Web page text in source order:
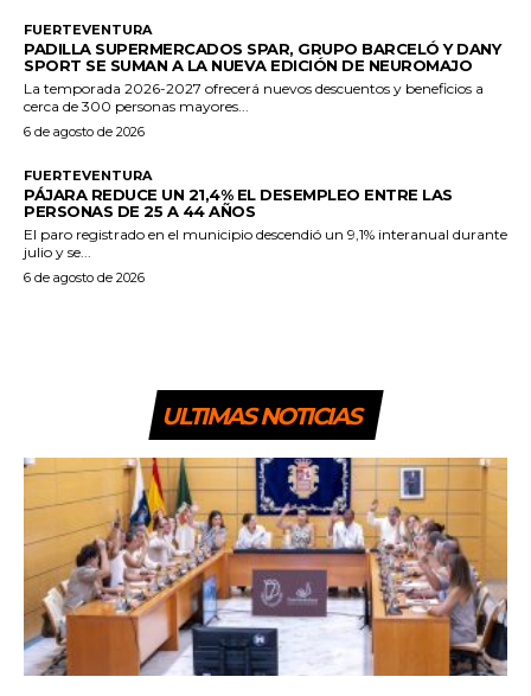
FUERTEVENTURA
PADILLA SUPERMERCADOS SPAR, GRUPO BARCELÓ Y DANY
SPORT SE SUMAN A LA NUEVA EDICIÓN DE NEUROMAJO
La temporada 2026-2027 ofrecerá nuevos descuentos y beneficios a
cerca de 300 personas mayores...
6 de agosto de 2026
FUERTEVENTURA
PÁJARA REDUCE UN 21,4% EL DESEMPLEO ENTRE LAS
PERSONAS DE 25 A 44 AÑOS
El paro registrado en el municipio descendió un 9,1% interanual durante
julio y se...
6 de agosto de 2026
ULTIMAS NOTICIAS